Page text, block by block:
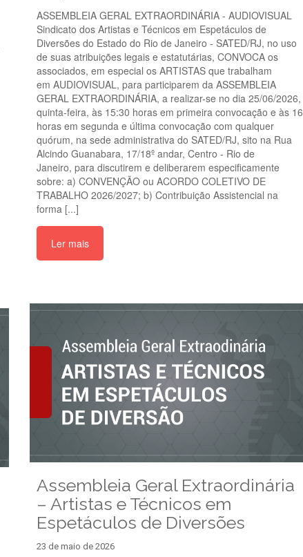
ASSEMBLEIA GERAL EXTRAORDINÁRIA - AUDIOVISUAL
Sindicato dos Artistas e Técnicos em Espetáculos de
Diversões do Estado do Rio de Janeiro - SATED/RJ, no uso
de suas atribuições legais e estatutárias, CONVOCA os
associados, em especial os ARTISTAS que trabalham
em AUDIOVISUAL, para participarem da ASSEMBLEIA
GERAL EXTRAORDINÁRIA, a realizar-se no dia 25/06/2026,
quinta-feira, às 15:30 horas em primeira convocação e às 16
horas em segunda e última convocação com qualquer
quórum, na sede administrativa do SATED/RJ, sito na Rua
Alcindo Guanabara, 17/18º andar, Centro - Rio de
Janeiro, para discutirem e deliberarem especificamente
sobre: a) CONVENÇÃO ou ACORDO COLETIVO DE
TRABALHO 2026/2027; b) Contribuição Assistencial na
forma [...]
Ler mais
Assembleia Geral Extraordinária
– Artistas e Técnicos em
Espetáculos de Diversões
23 de maio de 2026